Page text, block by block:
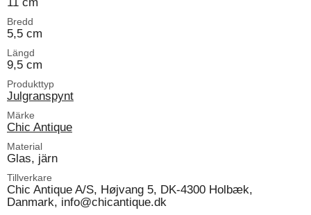
Bredd
5,5 cm
Längd
9,5 cm
Produkttyp
Julgranspynt
Märke
Chic Antique
Material
Glas, järn
Tillverkare
Chic Antique A/S, Højvang 5, DK-4300 Holbæk,
Danmark, info@chicantique.dk